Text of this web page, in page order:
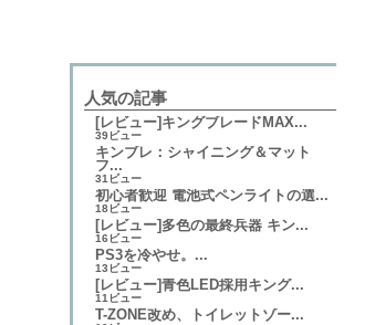
人気の記事
[レビュー]キングブレードMAX...
39ビュー
キンブレ：シャイニング＆マット
フ...
31ビュー
初心者歓迎 電池式ペンライトの選...
18ビュー
[レビュー]多色の最終兵器 キン...
16ビュー
PS3を冷やせ。...
13ビュー
[レビュー]青色LED採用キング...
11ビュー
T-ZONE改め、トイレットゾー...